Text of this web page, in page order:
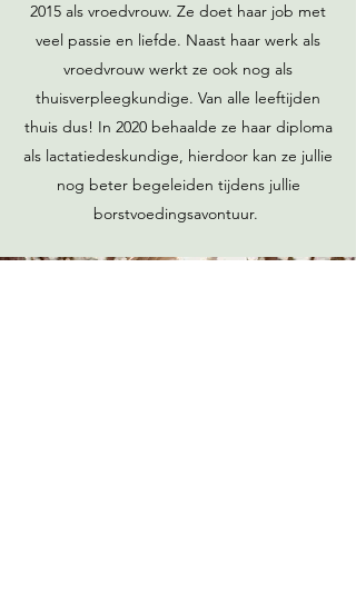
2015 als vroedvrouw. Ze doet haar job met
veel passie en liefde. Naast haar werk als
vroedvrouw werkt ze ook nog als
thuisverpleegkundige. Van alle leeftijden
thuis dus! In 2020 behaalde ze haar diploma
als lactatiedeskundige, hierdoor kan ze jullie
nog beter begeleiden tijdens jullie
borstvoedingsavontuur.